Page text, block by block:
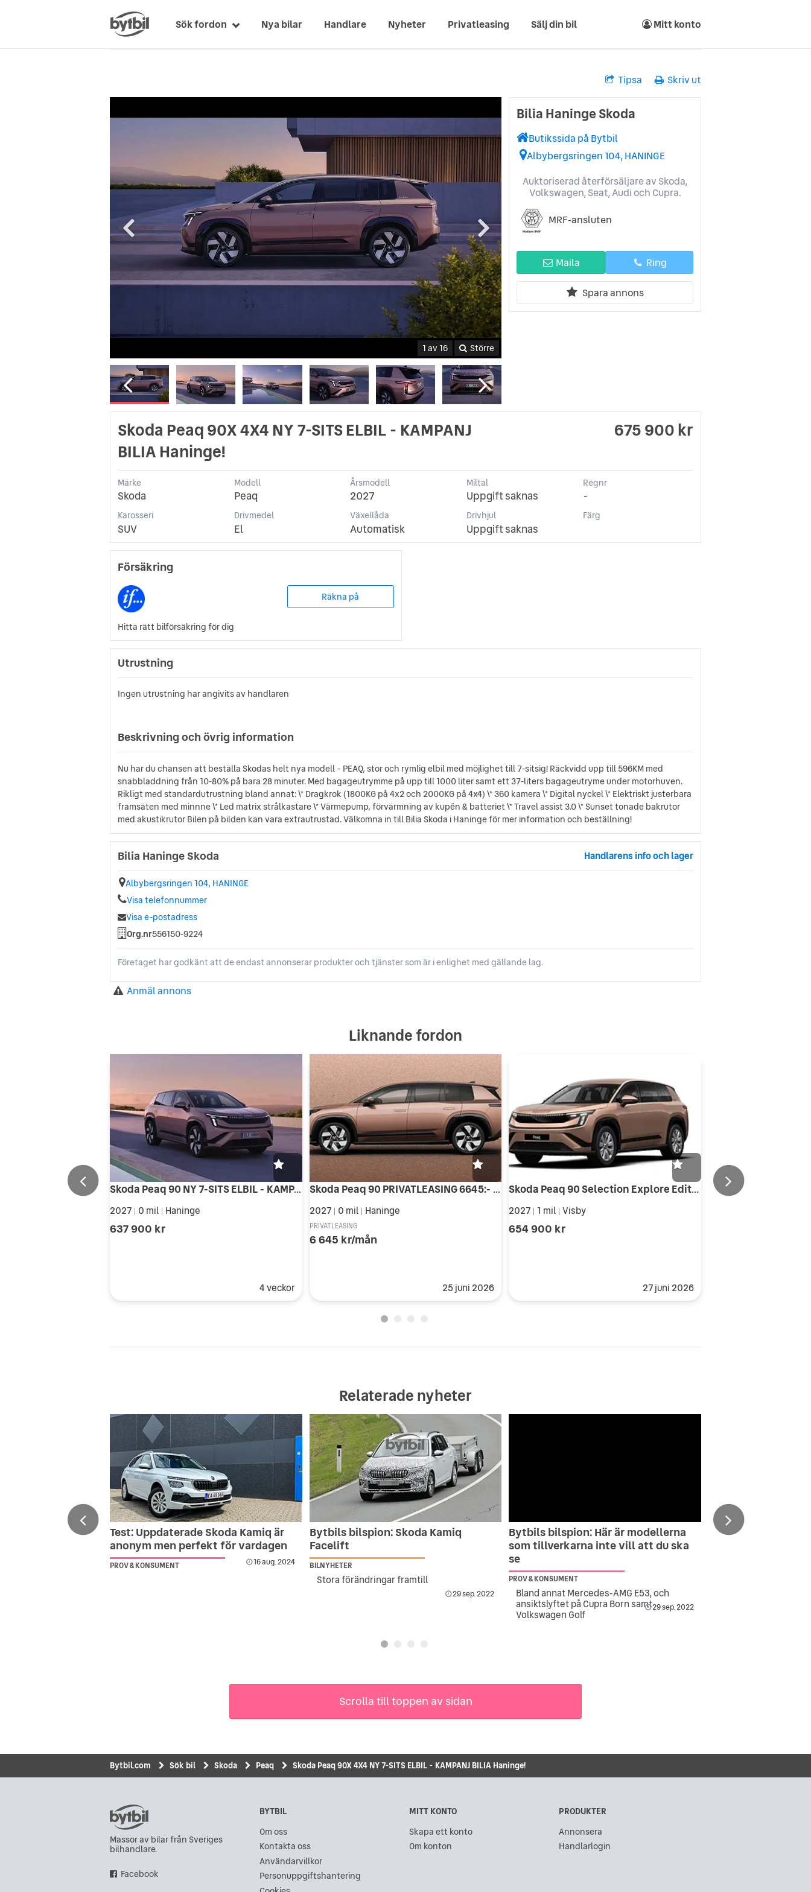
Sök fordon Nya bilar Handlare Nyheter Privatleasing Sälj din bil Mitt konto
Tipsa Skriv ut
1 av 16 Större
Bilia Haninge Skoda
Butikssida på Bytbil
Albybergsringen 104, HANINGE
Auktoriserad återförsäljare av Skoda,
Volkswagen, Seat, Audi och Cupra.
MRF-ansluten
Maila Ring
Spara annons
Skoda Peaq 90X 4X4 NY 7-SITS ELBIL - KAMPANJ
BILIA Haninge!
675 900 kr
Märke
Skoda
Modell
Peaq
Årsmodell
2027
Miltal
Uppgift saknas
Regnr
-
Karosseri
SUV
Drivmedel
El
Växellåda
Automatisk
Drivhjul
Uppgift saknas
Färg
Försäkring
Räkna på
Hitta rätt bilförsäkring för dig
Utrustning
Ingen utrustning har angivits av handlaren
Beskrivning och övrig information
Nu har du chansen att beställa Skodas helt nya modell - PEAQ, stor och rymlig elbil med möjlighet till 7-sitsig! Räckvidd upp till 596KM med
snabbladdning från 10-80% på bara 28 minuter. Med bagageutrymme på upp till 1000 liter samt ett 37-liters bagageutryme under motorhuven.
Rikligt med standardutrustning bland annat: \* Dragkrok (1800KG på 4x2 och 2000KG på 4x4) \* 360 kamera \* Digital nyckel \* Elektriskt justerbara
framsäten med minnne \* Led matrix strålkastare \* Värmepump, förvärmning av kupén & batteriet \* Travel assist 3.0 \* Sunset tonade bakrutor
med akustikrutor Bilen på bilden kan vara extrautrustad. Välkomna in till Bilia Skoda i Haninge för mer information och beställning!
Bilia Haninge Skoda Handlarens info och lager
Albybergsringen 104, HANINGE
Visa telefonnummer
Visa e-postadress
Org.nr556150-9224
Företaget har godkänt att de endast annonserar produkter och tjänster som är i enlighet med gällande lag.
Anmäl annons
Liknande fordon
Skoda Peaq 90 NY 7-SITS ELBIL - KAMPANJPRIS HOS BILIA Han...
2027 0 mil Haninge
637 900 kr
4 veckor
Skoda Peaq 90 PRIVATLEASING 6645:- HOS BILIA Haninge
2027 | 0 mil | Haninge
PRIVATLEASING
6 645 kr/mån
25 juni 2026
Skoda Peaq 90 Selection Explore Edition 91 kWh 286 Hk 1 vxl
2027 1 mil Visby
654 900 kr
27 juni 2026
Relaterade nyheter
Test: Uppdaterade Skoda Kamiq är
anonym men perfekt för vardagen
PROV & KONSUMENT 16 aug. 2024
Bytbils bilspion: Skoda Kamiq
Facelift
BILNYHETER
Stora förändringar framtill
29 sep. 2022
Bytbils bilspion: Här är modellerna
som tillverkarna inte vill att du ska
se
PROV & KONSUMENT
Bland annat Mercedes-AMG E53, och
ansiktslyftet på Cupra Born samt
Volkswagen Golf
29 sep. 2022
Scrolla till toppen av sidan
Bytbil.com Sök bil Skoda Peaq Skoda Peaq 90X 4X4 NY 7-SITS ELBIL - KAMPANJ BILIA Haninge!
Massor av bilar från Sveriges
bilhandlare.
Facebook
BYTBIL
Om oss
Kontakta oss
Användarvillkor
Personuppgiftshantering
MITT KONTO
Skapa ett konto
Om konton
PRODUKTER
Annonsera
Handlarlogin